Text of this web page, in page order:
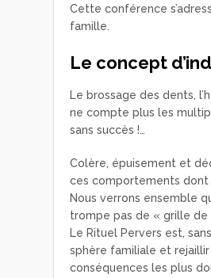
Cette conférence
famille.
Le concept
Le brossage des dents,
ne compte plus les
sans succès !…
Colère, épuisement et
ces comportements dont
Nous verrons ensemble
trompe pas de « grille de
Le Rituel Pervers est,
sphère familiale et
conséquences les plus